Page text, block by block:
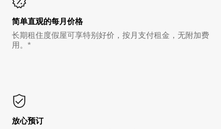
简单直观的每月价格
长期租住度假屋可享特别好价，按月支付租金，无附加费
用。*
放心预订